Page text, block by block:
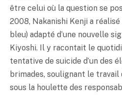
être celui où la question se
2008, Nakanishi Kenji a
bleu) adapté d’une nouvelle
Kiyoshi. Il y racontait le
tentative de suicide d’un des
brimades, soulignant le travail
sous la houlette des